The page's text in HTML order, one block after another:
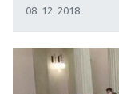
08. 12. 2018